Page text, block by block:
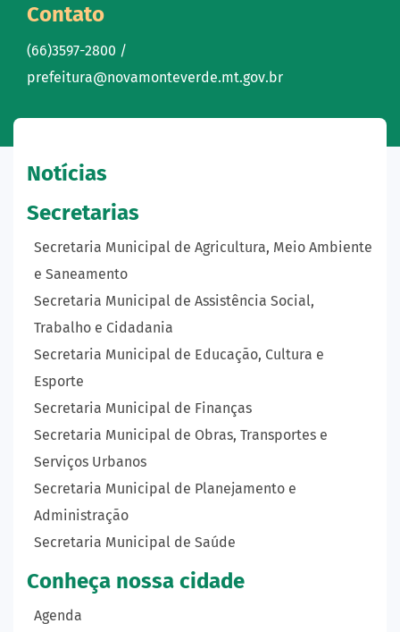
Contato
(66)3597-2800 /
prefeitura@novamonteverde.mt.gov.br
Notícias
Secretarias
Secretaria Municipal de Agricultura, Meio Ambiente
e Saneamento
Secretaria Municipal de Assistência Social,
Trabalho e Cidadania
Secretaria Municipal de Educação, Cultura e
Esporte
Secretaria Municipal de Finanças
Secretaria Municipal de Obras, Transportes e
Serviços Urbanos
Secretaria Municipal de Planejamento e
Administração
Secretaria Municipal de Saúde
Conheça nossa cidade
Agenda